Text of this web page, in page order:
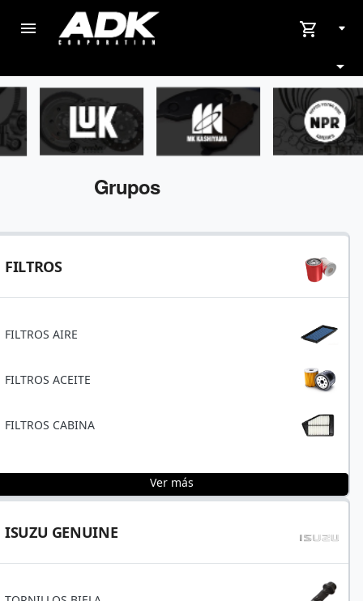
menu
shopping_cart
arrow_drop_down
Grupos
FILTROS
FILTROS AIRE
FILTROS ACEITE
FILTROS CABINA
Ver más
ISUZU GENUINE